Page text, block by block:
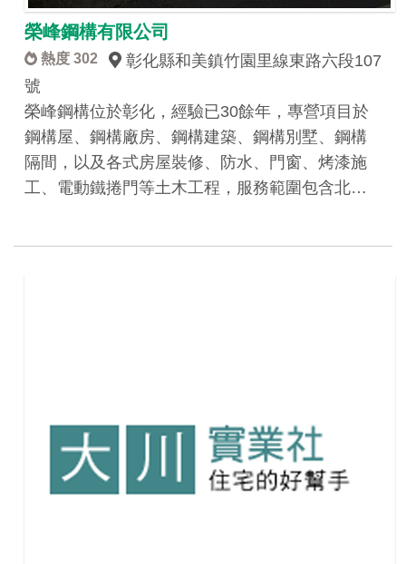
榮峰鋼構有限公司
熱度 302
彰化縣和美鎮竹園里線東路六段107
號
榮峰鋼構位於彰化，經驗已30餘年，專營項目於
鋼構屋、鋼構廠房、鋼構建築、鋼構別墅、鋼構
隔間，以及各式房屋裝修、防水、門窗、烤漆施
工、電動鐵捲門等土木工程，服務範圍包含北…